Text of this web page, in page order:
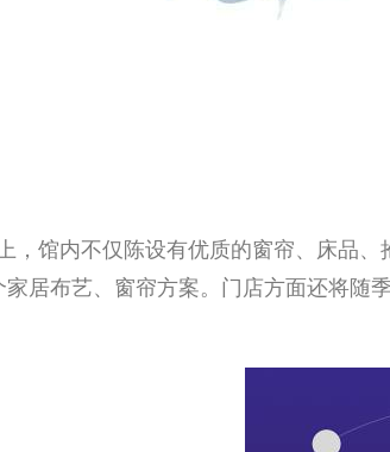
，馆内不仅陈设有优质的窗帘、床品
居布艺、窗帘方案。门店方面还将随